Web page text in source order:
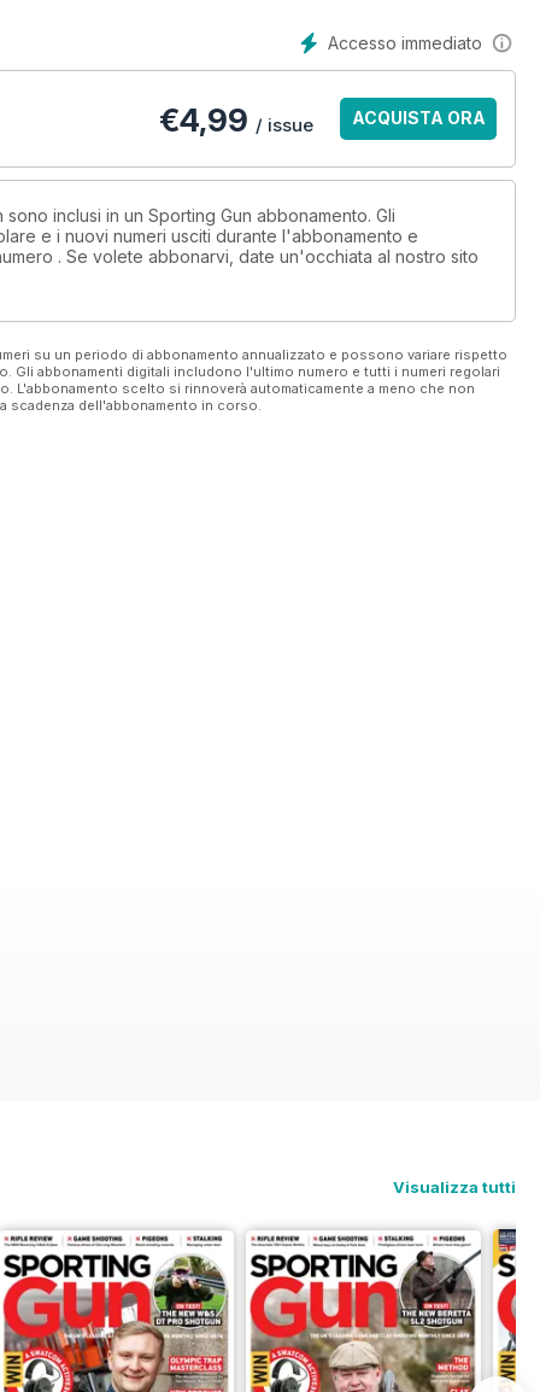
Accesso immediato
€4,99 / issue ACQUISTA ORA
inclusi in un Sporting Gun abbonamento. Gli
e i nuovi numeri usciti durante l'abbonamento e
. Se volete abbonarvi, date un'occhiata al nostro sito
su un periodo di abbonamento annualizzato e possono variare rispetto
abbonamenti digitali includono l'ultimo numero e tutti i numeri regolari
L'abbonamento scelto si rinnoverà automaticamente a meno che non
scadenza dell'abbonamento in corso.
Visualizza tutti